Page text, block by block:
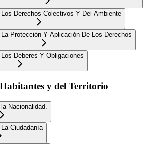
Derechos Colectivos Y Del Ambiente
Protección Y Aplicación De Los Derechos
Deberes Y Obligaciones
y del Territorio
Nacionalidad.
Ciudadanía